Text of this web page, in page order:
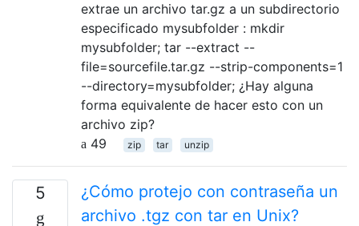
extrae un archivo tar.gz a un subdirectorio
especificado mysubfolder : mkdir
mysubfolder; tar --extract --
file=sourcefile.tar.gz --strip-components=1
--directory=mysubfolder; ¿Hay alguna
forma equivalente de hacer esto con un
archivo zip?
49
zip tar unzip
5
¿Cómo protejo con contraseña un
archivo .tgz con tar en Unix?